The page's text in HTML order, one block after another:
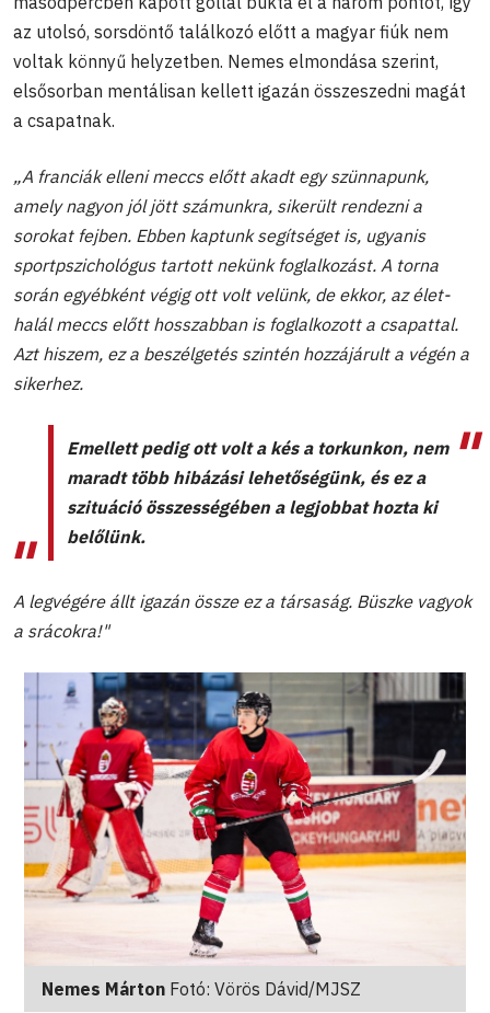
az utolsó, sorsdöntő találkozó előtt a magyar fiúk nem
voltak könnyű helyzetben. Nemes elmondása szerint,
elsősorban mentálisan kellett igazán összeszedni magát
a csapatnak.
„A franciák elleni meccs előtt akadt egy szünnapunk,
amely nagyon jól jött számunkra, sikerült rendezni a
sorokat fejben. Ebben kaptunk segítséget is, ugyanis
sportpszichológus tartott nekünk foglalkozást. A torna
során egyébként végig ott volt velünk, de ekkor, az élet-
halál meccs előtt hosszabban is foglalkozott a csapattal.
Azt hiszem, ez a beszélgetés szintén hozzájárult a végén a
sikerhez.
Emellett pedig ott volt a kés a torkunkon, nem
maradt több hibázási lehetőségünk, és ez a
szituáció összességében a legjobbat hozta ki
belőlünk.
A legvégére állt igazán össze ez a társaság. Büszke vagyok
a srácokra!"
Nemes Márton Fotó: Vörös Dávid/MJSZ